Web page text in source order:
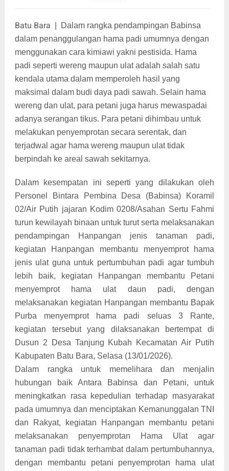
Batu Bara
Dalam rangka pendampingan Babinsa
dalam penanggulangan hama padi umumnya dengan
menggunakan cara kimiawi yakni pestisida. Hama
padi seperti wereng maupun ulat adalah salah satu
kendala utama dalam memperoleh hasil yang
maksimal dalam budi daya padi sawah. Selain hama
wereng dan ulat, para petani juga harus mewaspadai
adanya serangan tikus. Para petani dihimbau untuk
melakukan penyemprotan secara serentak, dan
terjadwal agar hama wereng maupun ulat tidak
berpindah ke areal sawah sekitarnya.
Dalam kesempatan ini seperti yang dilakukan oleh
Personel Bintara Pembina Desa (Babinsa) Koramil
02/Air Putih jajaran Kodim 0208/Asahan Sertu Fahmi
turun kewilayah binaan untuk turut serta melaksanakan
pendampingan Hanpangan jenis tanaman padi,
kegiatan Hanpangan membantu menyemprot hama
jenis ulat guna untuk pertumbuhan padi agar tumbuh
lebih baik, kegiatan Hanpangan membantu Petani
menyemprot hama ulat daun padi, dengan
melaksanakan kegiatan Hanpangan membantu Bapak
Purba menyemprot hama padi seluas 3 Rante,
kegiatan tersebut yang dilaksanakan bertempat di
Dusun 2 Desa Tanjung Kubah Kecamatan Air Putih
Kabupaten Batu Bara, Selasa (13/01/2026).
Dalam rangka untuk memelihara dan menjalin
hubungan baik Antara Babinsa dan Petani, untuk
meningkatkan rasa kepedulian terhadap masyarakat
pada umumnya dan menciptakan Kemanunggalan TNI
dan Rakyat, kegiatan Hanpangan membantu petani
melaksanakan penyemprotan Hama Ulat agar
tanaman padi tidak terhambat dalam pertumbuhannya,
dengan membantu petani penyemprotan hama ulat